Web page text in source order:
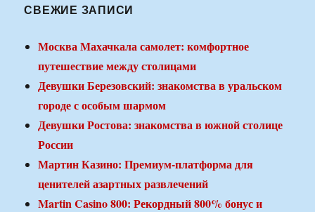
СВЕЖИЕ ЗАПИСИ
Москва Махачкала самолет: комфортное
путешествие между столицами
Девушки Березовский: знакомства в уральском
городе с особым шармом
Девушки Ростова: знакомства в южной столице
России
Мартин Казино: Премиум-платформа для
ценителей азартных развлечений
Martin Casino 800: Рекордный 800% бонус и